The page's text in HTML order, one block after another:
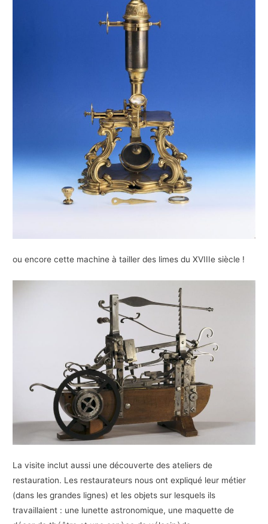
ou encore cette machine à tailler des limes du XVIIIe siècle !
La visite inclut aussi une découverte des ateliers de
restauration. Les restaurateurs nous ont expliqué leur métier
(dans les grandes lignes) et les objets sur lesquels ils
travaillaient : une lunette astronomique, une maquette de